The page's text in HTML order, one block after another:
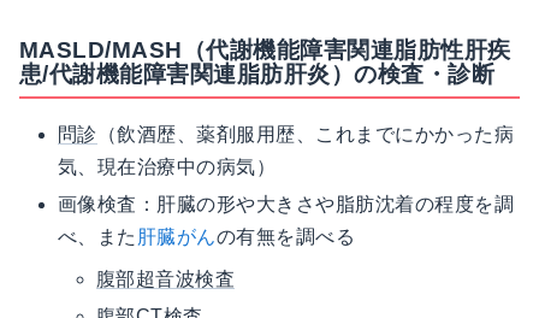
MASLD/MASH（代謝機能障害関連脂肪性肝疾
患/代謝機能障害関連脂肪肝炎）の検査・診断
問診
（飲酒歴、薬剤服用歴、これまでにかかった病
気、現在治療中の病気）
画像検査：肝臓の形や大きさや脂肪沈着の程度を調
べ、また 肝臓がんの有無を調べる
腹部超音波検査